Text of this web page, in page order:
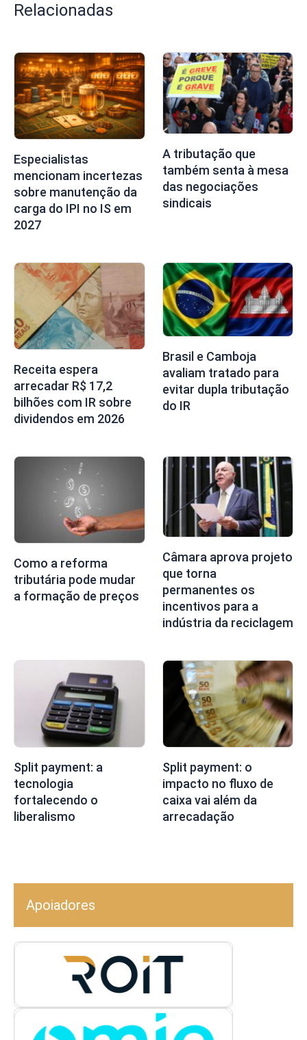
Relacionadas
Especialistas
mencionam incertezas
sobre manutenção da
carga do IPI no IS em
2027
A tributação que
também senta à mesa
das negociações
sindicais
Receita espera
arrecadar R$ 17,2
bilhões com IR sobre
dividendos em 2026
Brasil e Camboja
avaliam tratado para
evitar dupla tributação
do IR
Como a reforma
tributária pode mudar
a formação de preços
Câmara aprova projeto
que torna
permanentes os
incentivos para a
indústria da reciclagem
Split payment: a
tecnologia
fortalecendo o
liberalismo
Split payment: o
impacto no fluxo de
caixa vai além da
arrecadação
Apoiadores